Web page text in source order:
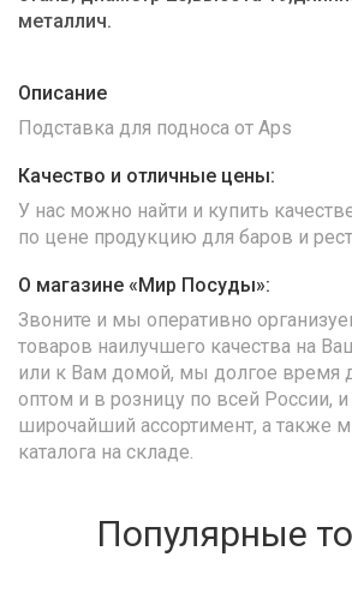
металлич.
Описание
Подставка для подноса от Aps
Качество и отличные цены:
У нас можно найти и купить
по цене продукцию для баров и
О магазине «Мир Посуды»:
Звоните и мы оперативно
товаров наилучшего качества на
или к Вам домой, мы долгое время
оптом и в розницу по всей России,
широчайший ассортимент, а также
каталога на складе.
Популярные